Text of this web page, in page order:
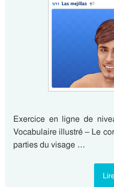
Exercice en ligne de
Vocabulaire illustré – Le
parties du visage …